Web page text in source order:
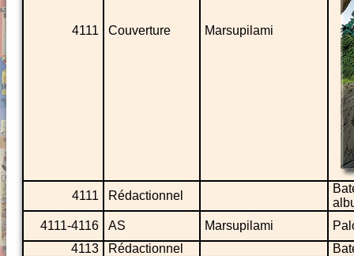
4111 Couverture Marsupilami
4111 Rédactionnel
4111-4116
AS Marsupilami
4113
Rédactionnel